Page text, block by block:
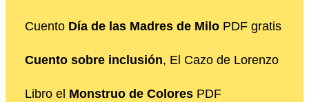
Cuento Día de las Madres de Milo PDF gratis
Cuento sobre inclusión, El Cazo de Lorenzo
Libro el Monstruo de Colores PDF